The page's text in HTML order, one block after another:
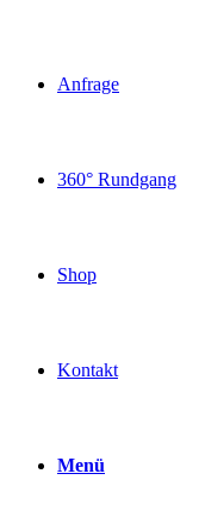
Anfrage
360° Rundgang
Shop
Kontakt
Menü